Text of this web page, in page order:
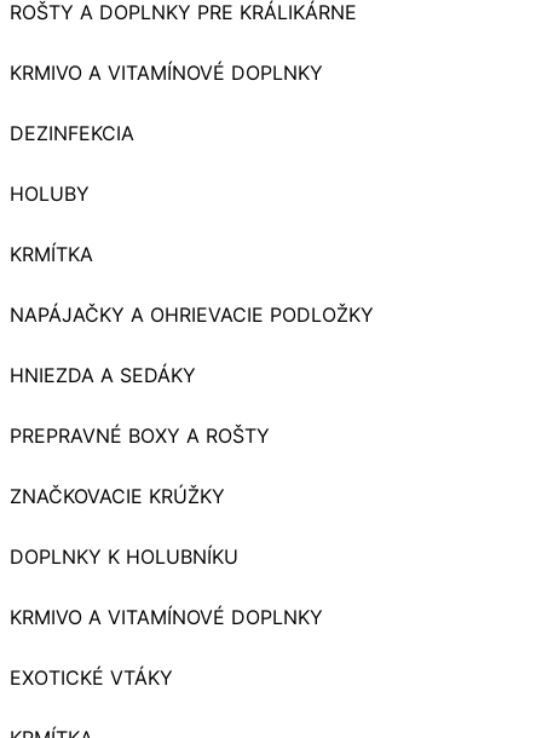
ROŠTY A DOPLNKY PRE KRÁLIKÁRNE
KRMIVO A VITAMÍNOVÉ DOPLNKY
DEZINFEKCIA
HOLUBY
KRMÍTKA
NAPÁJAČKY A OHRIEVACIE PODLOŽKY
HNIEZDA A SEDÁKY
PREPRAVNÉ BOXY A ROŠTY
ZNAČKOVACIE KRÚŽKY
DOPLNKY K HOLUBNÍKU
KRMIVO A VITAMÍNOVÉ DOPLNKY
EXOTICKÉ VTÁKY